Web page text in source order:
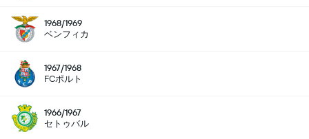
1968/1969
ベンフィカ
1967/1968
FCポルト
1966/1967
セトゥバル